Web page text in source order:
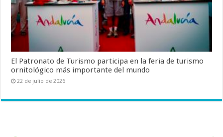
El Patronato de Turismo participa en la feria de turismo
ornitológico más importante del mundo
22 de julio de 2026